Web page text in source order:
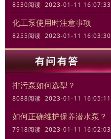
8530阅读 2023-01-11 16:07:33
化工泵使用时注意事项
8255阅读 2023-01-11 16:03:30
排污泵如何选型？
8088阅读 2023-01-11 16:05:11
如何正确维护保养潜水泵？
7918阅读 2023-01-11 16:02:03